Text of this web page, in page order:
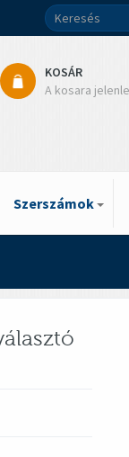
KOSÁR
A kosara
Szerszámok